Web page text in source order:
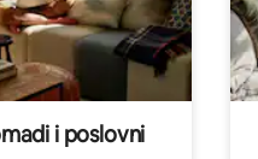
i poslovni